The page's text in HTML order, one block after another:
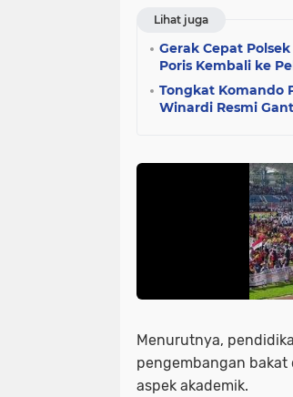
Lihat juga
Gerak Cepat
Poris Kembali ke
Tongkat Komando
Winardi Resmi
Menurutnya,
pengembangan bakat
aspek akademik.